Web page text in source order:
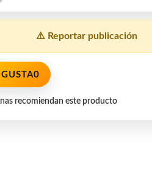
⚠️ Reportar publicación
0
recomiendan este producto